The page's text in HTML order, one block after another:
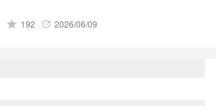
grade 192 update 2026/06/09